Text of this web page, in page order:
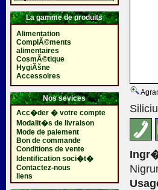
La gamme de produits
Alimentation
ComplÃ©ments
alimentaires
CosmÃ©tique
HygiÃšne
Accessoires
Nos sevices
Acc�der � votre compte
Modalit�s de livraison
Mode de paiement
Bon de commande
Conditions de vente
Identification soci�t�
Contactez-nous
liens